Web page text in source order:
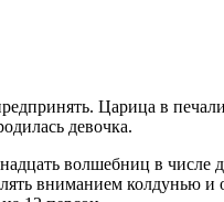
Царица в
девочка.
волшебниц в
вниманием колдунью